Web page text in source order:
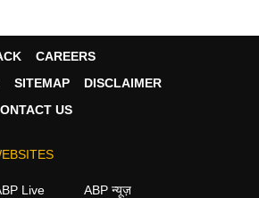
CAREERS
SITEMAP
DISCLAIMER
US
Live
ABP न्यूज़